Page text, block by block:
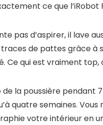
ce que
pas d’aspirer, il lave
de pattes grâce à
qui est vraiment top,
de la poussière pendant
quatre semaines.
votre intérieur en